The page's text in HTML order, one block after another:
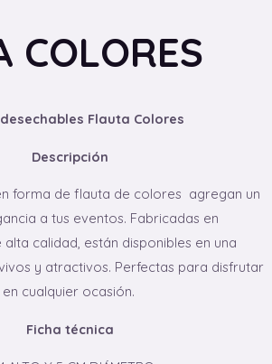
COLORES
Flauta Colores
Descripción
forma de flauta de colores agregan un
a tus eventos. Fabricadas en
calidad, están disponibles en una
y atractivos. Perfectas para disfrutar
cualquier ocasión.
Ficha técnica